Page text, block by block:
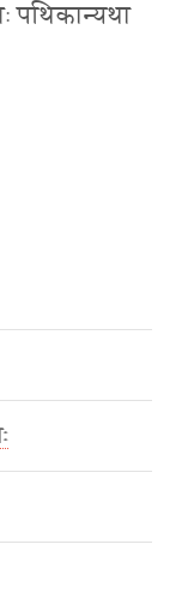
पथिकान्यथा